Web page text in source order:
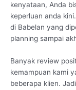
kenyataan, Anda
keperluan anda
di Babelan yang
planning sampai
Banyak review
kemampuan kami
beberapa klien.